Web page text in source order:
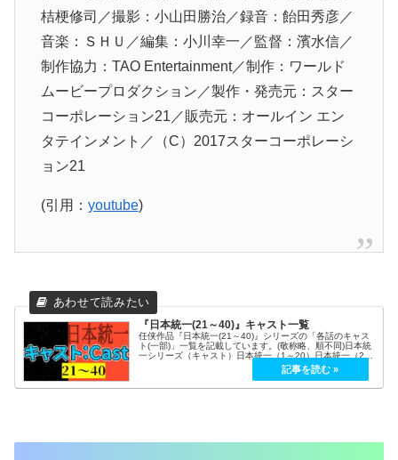
桔梗修司／撮影：小山田勝治／録音：飴田秀彦／
音楽：ＳＨＵ／編集：小川幸一／監督：濱水信／
制作協力：TAO Entertainment／制作：ワールド
ムービープロダクション／製作・発売元：スター
コーポレーション21／販売元：オールイン エン
タテインメント／（C）2017スターコーポレーシ
ョン21
(引用： youtube)
『日本統一(21～40)』キャスト一覧
任侠作品『日本統一(21～40)』シリーズの「各話のキャス
ト(一部)」一覧を記載しています。(敬称略、順不同)日本統
一シリーズ（キャスト）日本統一（1～20）日本統一（21
～40）日本統一（41～60）日本統一（61～）日本統一